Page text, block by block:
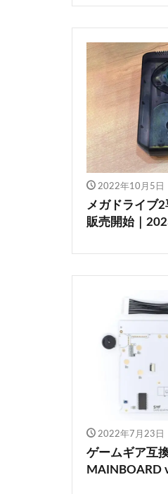
2022年10月5日
メガドライブ2
販売開始｜
2022年7月23日
ゲームギア互
MAINBOARD